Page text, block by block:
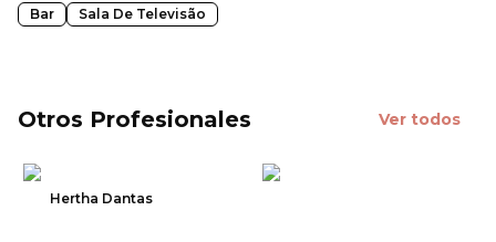
Bar Sala De Televisão
Otros Profesionales Ver todos
Hertha Dantas